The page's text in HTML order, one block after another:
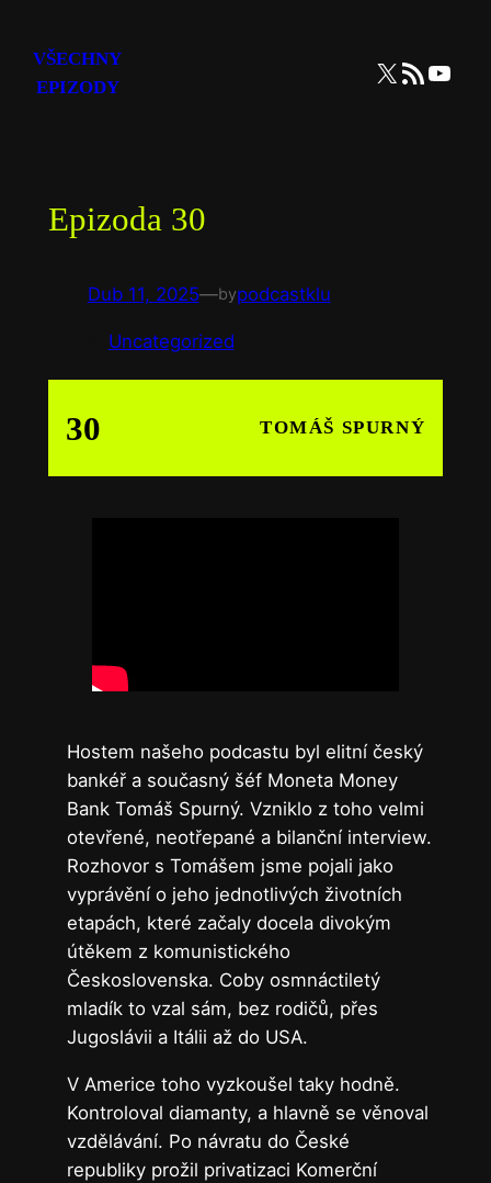
obsah
VŠECHNY
EPIZODY
X RSS zdroj YouTube
Epizoda 30
Dub 11, 2025—bypodcastklu
Uncategorized
30 TOMÁŠ SPURNÝ
Hostem našeho podcastu byl elitní český
bankéř a současný šéf Moneta Money
Bank Tomáš Spurný. Vzniklo z toho velmi
otevřené, neotřepané a bilanční interview.
Rozhovor s Tomášem jsme pojali jako
vyprávění o jeho jednotlivých životních
etapách, které začaly docela divokým
útěkem z komunistického
Československa. Coby osmnáctiletý
mladík to vzal sám, bez rodičů, přes
Jugoslávii a Itálii až do USA.
V Americe toho vyzkoušel taky hodně.
Kontroloval diamanty, a hlavně se věnoval
vzdělávání. Po návratu do České
republiky prožil privatizaci Komerční